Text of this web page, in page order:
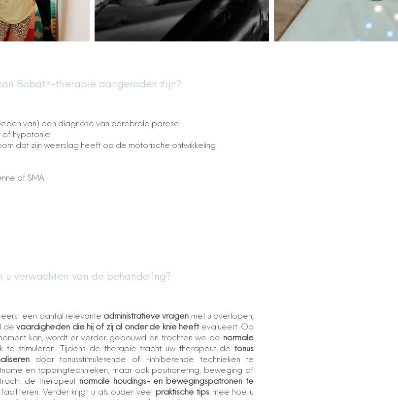
Bobath-therapie aangeraden zijn?
van) een diagnose van cerebrale parese
of hypotonie
dat zijn weerslag heeft op de motorische ontwikkeling
of SMA
u verwachten van de behandeling?
een aantal relevante administratieve vragen met u overlopen,
devaardigheden die hij of zij al onder de knie heeftevalueert. Op
kan, wordt er verder gebouwd en trachten we de normale
te stimuleren. Tijdens de therapie tracht uw therapeut detonus
door tonusstimulerende of -inhiberende technieken te
en tappingtechnieken, maar ook positionering, beweging of
de therapeut normale houdings- en bewegingspatronen te
Verder krijgt u als ouder veel praktische tips mee hoe u